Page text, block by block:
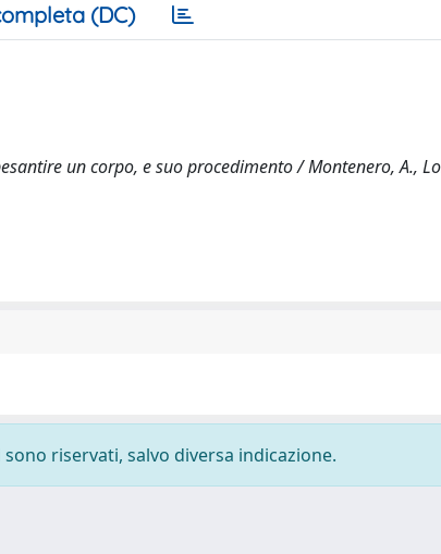
(DC)
un corpo, e suo procedimento / Montenero, A.,
riservati, salvo diversa indicazione.